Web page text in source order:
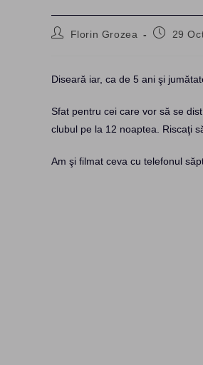
PostFlorin Grozea
Post29
Diseară iar, ca de 5 ani şi
Sfat pentru cei care vor să se
clubul pe la 12 noaptea. Riscaţi
Am şi filmat ceva cu telefonul